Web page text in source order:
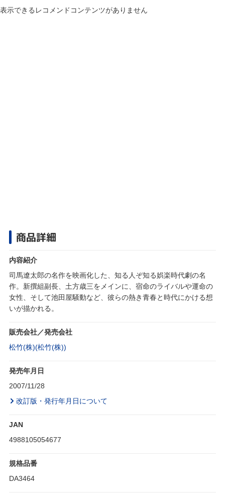
表示できるレコメンドコンテンツがありません
商品詳細
内容紹介
司馬遼太郎の名作を映画化した、知る人ぞ知る娯楽時代劇の名
作。新撰組副長、土方歳三をメインに、宿命のライバルや運命の
女性、そして池田屋騒動など、彼らの熱き青春と時代にかける想
いが描かれる。
販売会社／発売会社
松竹(株)(松竹(株))
発売年月日
2007/11/28
改訂版・発行年月日について
JAN
4988105054677
規格品番
DA3464